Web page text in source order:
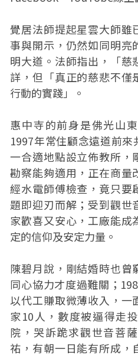
覺居法師提起星雲大師雖
事與開示，仍然如同明亮
明大道。法師指出，「慈
詳，但「真正的慈悲不僅
行動的實踐」。
惠中寺的前身是佛光山
1997年常住顧念遠道前
一合適地點設立佈教所，
勘察能夠適用，正在商量
經水電師傅檢查，竟只要
題即迎刃而解；受到觀世
家歡喜又安心，工廠能成
定的信仰及安定力量。
陳碧月說，剛結婚時也曾
同心協力才度過難關；
以代工賺取微薄收入，一
家10人，數度被逼得走
院，哭訴跪求觀世音菩
祐，有朝一日能有所成，